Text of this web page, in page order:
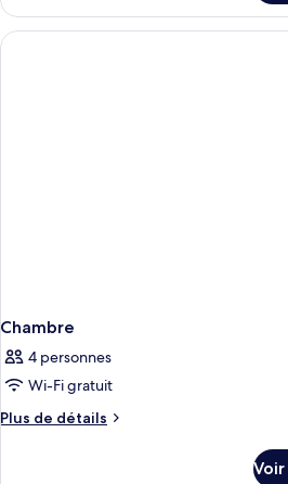
le
type
de
Chambre
4 personnes
Wi-Fi gratuit
Plus de détails
Plus